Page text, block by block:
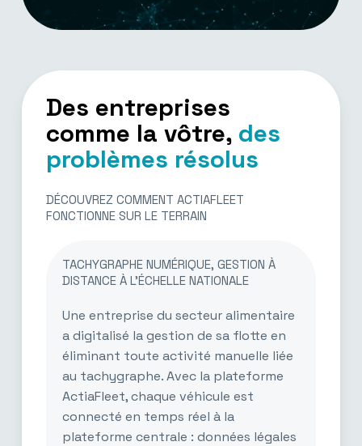
Des entreprises
comme la vôtre, des
problèmes résolus
DÉCOUVREZ COMMENT ACTIAFLEET
FONCTIONNE SUR LE TERRAIN
TACHYGRAPHE NUMÉRIQUE, GESTION À
DISTANCE À L’ÉCHELLE NATIONALE
Une entreprise du secteur alimentaire
a digitalisé la gestion de sa flotte en
éliminant toute activité manuelle liée
au tachygraphe. Avec la plateforme
ActiaFleet, chaque véhicule est
connecté en temps réel à la
plateforme centrale : données légales